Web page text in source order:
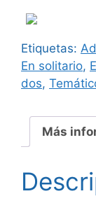
en
Reino
de
las
cantidad
Etiquetas:
En solitario,
dos,
Más